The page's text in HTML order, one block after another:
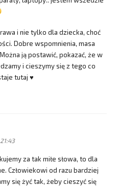
i nie tylko dla dziecka, choć
Dobre wspomnienia, masa
Można ją postawić, pokazać, że w
i cieszymy się z tego co
tutaj ♥
za tak miłe słowa, to dla
Człowiekowi od razu bardziej
się żyć tak, żeby cieszyć się